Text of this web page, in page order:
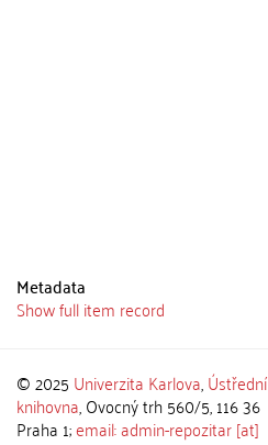
Metadata
Show full item record
© 2025 Univerzita Karlova,Ústřední
knihovna, Ovocný trh 560/5, 116 36
Praha 1;email: admin-repozitar [at]